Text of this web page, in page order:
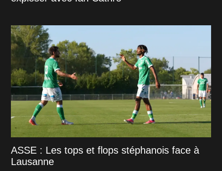
ASSE : Les tops et flops stéphanois face à
Lausanne